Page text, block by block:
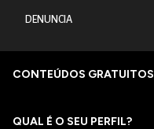
DENUNCIA
CONTEÚDOS GRATUITOS
QUAL É O SEU PERFIL?